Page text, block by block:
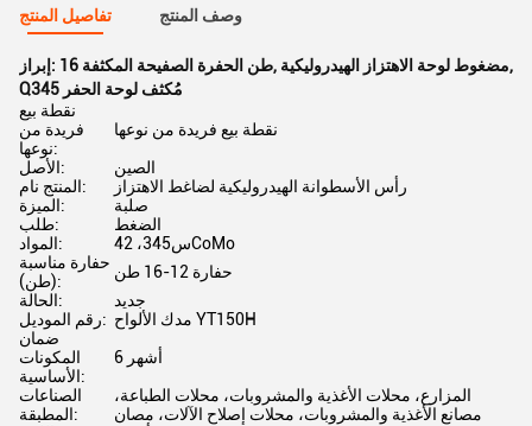
تفاصيل المنتج وصف المنتج
إبراز: 16 طن الحفرة الصفيحة المكثفة, مضغوط لوحة الاهتزاز الهيدروليكية,
Q345 مُكثف لوحة الحفر
نقطة بيع
فريدة من
نوعها:
نقطة بيع فريدة من نوعها
الأصل:
الصين
المنتج نام:
رأس الأسطوانة الهيدروليكية لضاغط الاهتزاز
الميزة:
صلبة
طلب:
الضغط
المواد:
س345، 42CoMo
حفارة مناسبة
(طن):
حفارة 12-16 طن
الحالة:
جديد
رقم الموديل:
مدك الألواح YT150H
ضمان
المكونات
الأساسية:
6 أشهر
الصناعات
المطبقة:
المزارع، محلات الأغذية والمشروبات، محلات الطباعة،
مصانع الأغذية والمشروبات، محلات إصلاح الآلات، مصان